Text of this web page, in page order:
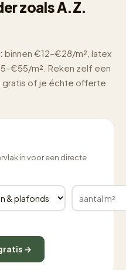
zoals A.Z.
binnen €12–€28/m², latex
m². Reken zelf een
gratis of je échte offerte
in voor een directe
→